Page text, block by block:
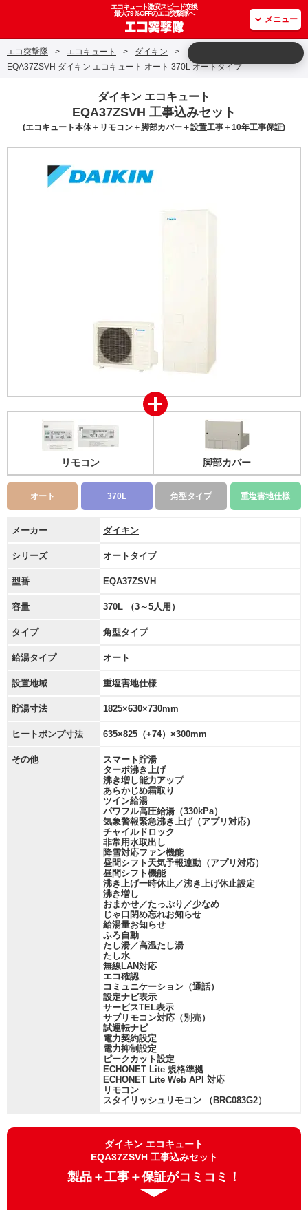
エコキュート激安スピード交換
最大79％OFFのエコ突撃隊へ
メニュー
エコ突撃隊 > エコキュート > ダイキン
>
EQA37ZSVH ダイキン エコキュート オート 370L オートタイプ
ダイキン エコキュート
EQA37ZSVH 工事込みセット
(エコキュート本体＋リモコン＋脚部カバー＋設置工事＋10年工事保証)
リモコン 脚部カバー
オート 370L 角型タイプ 重塩害地仕様
メーカー ダイキン
シリーズ オートタイプ
型番 EQA37ZSVH
容量 370L （3～5人用）
タイプ 角型タイプ
給湯タイプ オート
設置地域 重塩害地仕様
貯湯寸法 1825×630×730mm
ヒートポンプ寸法 635×825（+74）×300mm
その他
スマート貯湯
ターボ沸き上げ
沸き増し能力アップ
あらかじめ霜取り
ツイン給湯
パワフル高圧給湯（330kPa）
気象警報緊急沸き上げ（アプリ対応）
チャイルドロック
非常用水取出し
降雪対応ファン機能
昼間シフト天気予報連動（アプリ対応）
昼間シフト機能
沸き上げ一時休止／沸き上げ休止設定
沸き増し
おまかせ／たっぷり／少なめ
じゃ口閉め忘れお知らせ
給湯量お知らせ
ふろ自動
たし湯／高温たし湯
たし水
無線LAN対応
エコ確認
コミュニケーション（通話）
設定ナビ表示
サービスTEL表示
サブリモコン対応（別売）
試運転ナビ
電力契約設定
電力抑制設定
ピークカット設定
ECHONET Lite 規格準拠
ECHONET Lite Web API 対応
リモコン
スタイリッシュリモコン （BRC083G2）
ダイキン エコキュート
EQA37ZSVH 工事込みセット
製品＋工事＋保証がコミコミ！